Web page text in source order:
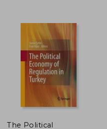
The Political